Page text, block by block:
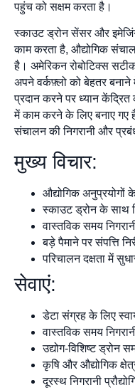
पहुंच को सक्षम करता है।
स्काउट ड्रोन सेंसर और
काम करता है, औद्योगिक
है। अमेरिकन रोबोटिक्स
अपने वर्कफ़्लो को बेहतर
प्रदान करने पर ध्यान केंद्रित
में काम करने के लिए बनाए गए
संचालन की निगरानी और
मुख्य विचार:
औद्योगिक अनुप्रयोगों के
स्काउट ड्रोन के साथ
वास्तविक समय
बड़े पैमाने पर संपत्ति
परिचालन दक्षता में
सेवाएं:
डेटा संग्रह के लिए
वास्तविक समय
उद्योग-विशिष्ट ड्रोन
कृषि और औद्योगिक
दूरस्थ निगरानी